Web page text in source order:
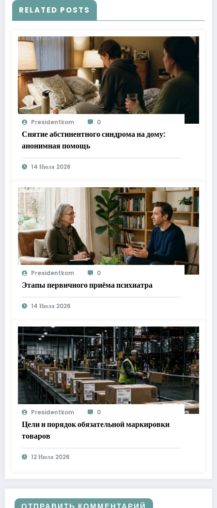
RELATED POSTS
Presidentkom 0
Снятие абстинентного синдрома на дому:
анонимная помощь
14 Июля 2026
Presidentkom 0
Этапы первичного приёма психиатра
14 Июля 2026
Presidentkom 0
Цели и порядок обязательной маркировки
товаров
12 Июля 2026